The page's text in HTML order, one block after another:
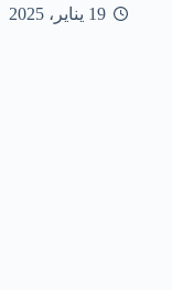
19 يناير، 2025